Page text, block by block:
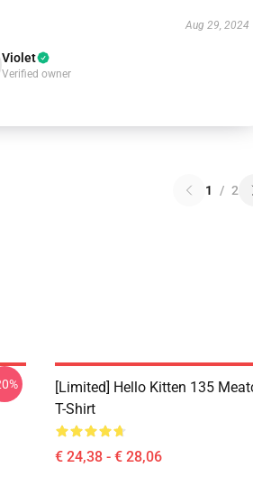
Aug 29, 2024
Violet
Verified owner
1 / 2
[Limited] Hello Kitten 135
T-Shirt
€ 24,38 - € 28,06